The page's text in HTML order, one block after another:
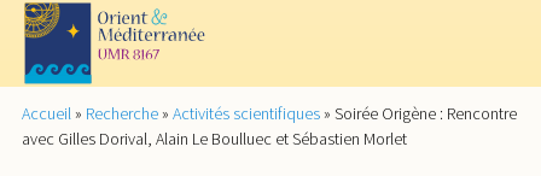
Accueil » Recherche » Activités scientifiques » Soirée Origène : Rencontre
avec Gilles Dorival, Alain Le Boulluec et Sébastien Morlet